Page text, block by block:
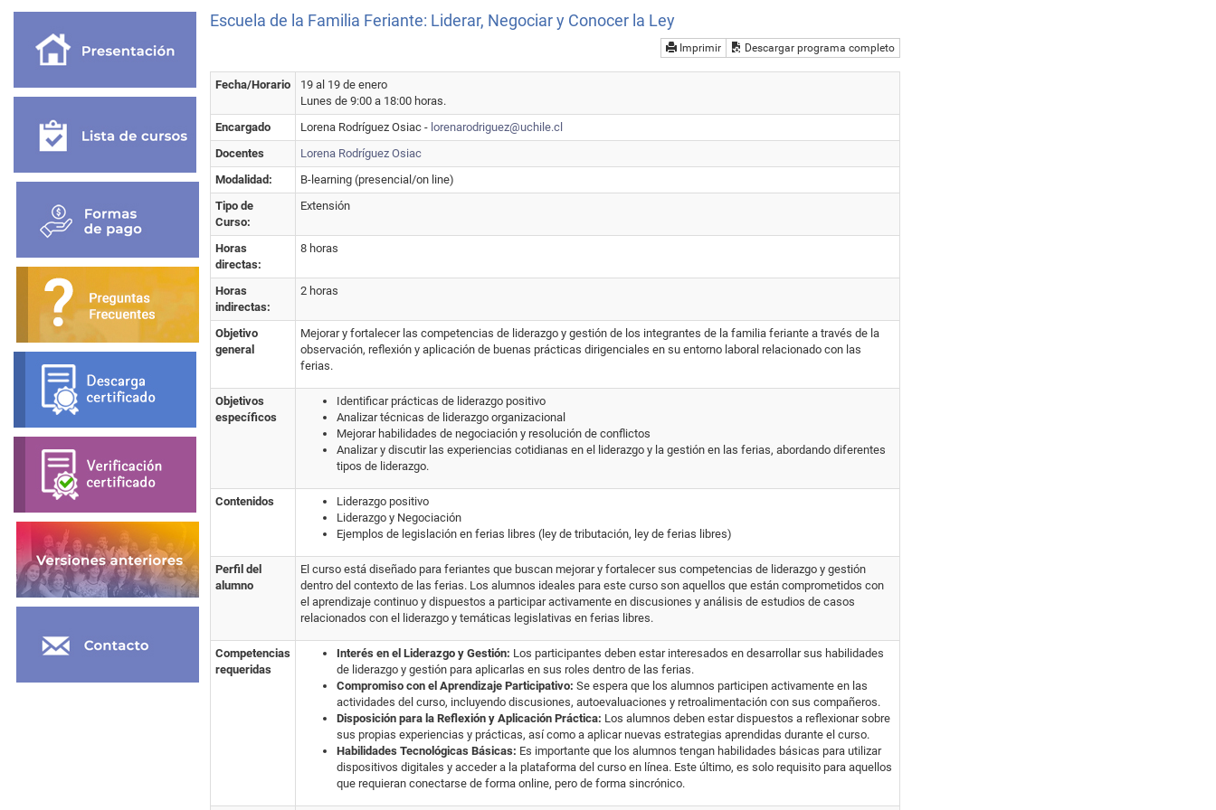
Escuela de la Familia Feriante: Liderar, Negociar y Conocer la Ley
Imprimir Descargar programa completo
Fecha/Horario
19 al 19 de enero
Lunes de 9:00 a 18:00 horas.
Encargado
Lorena Rodríguez Osiac - lorenarodriguez@uchile.cl
Docentes
Lorena Rodríguez Osiac
Modalidad:
B-learning (presencial/on line)
Tipo de
Curso:
Extensión
Horas
directas:
8 horas
Horas
indirectas:
2 horas
Objetivo
general
Mejorar y fortalecer las competencias de liderazgo y gestión de los integrantes de la familia feriante a través de la
observación, reflexión y aplicación de buenas prácticas dirigenciales en su entorno laboral relacionado con las
ferias.
Objetivos
específicos
Identificar prácticas de liderazgo positivo
Analizar técnicas de liderazgo organizacional
Mejorar habilidades de negociación y resolución de conflictos
Analizar y discutir las experiencias cotidianas en el liderazgo y la gestión en las ferias, abordando diferentes
tipos de liderazgo.
Contenidos
Liderazgo positivo
Liderazgo y Negociación
Ejemplos de legislación en ferias libres (ley de tributación, ley de ferias libres)
Perfil del
alumno
El curso está diseñado para feriantes que buscan mejorar y fortalecer sus competencias de liderazgo y gestión
dentro del contexto de las ferias. Los alumnos ideales para este curso son aquellos que están comprometidos con
el aprendizaje continuo y dispuestos a participar activamente en discusiones y análisis de estudios de casos
relacionados con el liderazgo y temáticas legislativas en ferias libres.
Competencias
requeridas
Interés en el Liderazgo y Gestión: Los participantes deben estar interesados en desarrollar sus habilidades
de liderazgo y gestión para aplicarlas en sus roles dentro de las ferias.
Compromiso con el Aprendizaje Participativo: Se espera que los alumnos participen activamente en las
actividades del curso, incluyendo discusiones, autoevaluaciones y retroalimentación con sus compañeros.
Disposición para la Reflexión y Aplicación Práctica: Los alumnos deben estar dispuestos a reflexionar sobre
sus propias experiencias y prácticas, así como a aplicar nuevas estrategias aprendidas durante el curso.
Habilidades Tecnológicas Básicas: Es importante que los alumnos tengan habilidades básicas para utilizar
dispositivos digitales y acceder a la plataforma del curso en línea. Este último, es solo requisito para aquellos
que requieran conectarse de forma online, pero de forma sincrónico.